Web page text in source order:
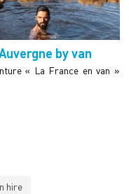
by van
« La France en van »
hire